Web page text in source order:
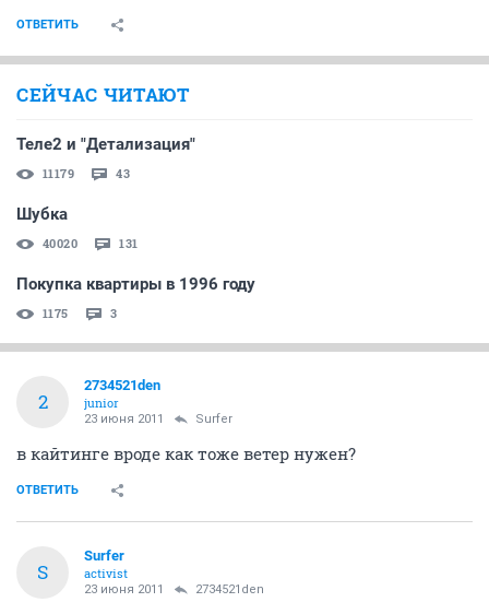
ОТВЕТИТЬ
СЕЙЧАС ЧИТАЮТ
Теле2 и "Детализация"
11179 43
Шубка
40020 131
Покупка квартиры в 1996 году
1175 3
2
2734521den
junior
23 июня 2011 Surfer
в кайтинге вроде как тоже ветер нужен?
ОТВЕТИТЬ
S
Surfer
activist
23 июня 2011 2734521den